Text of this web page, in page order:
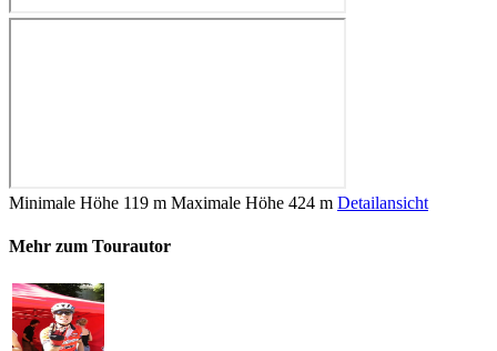
Minimale Höhe 119 m Maximale Höhe 424 m Detailansicht
Mehr zum Tourautor